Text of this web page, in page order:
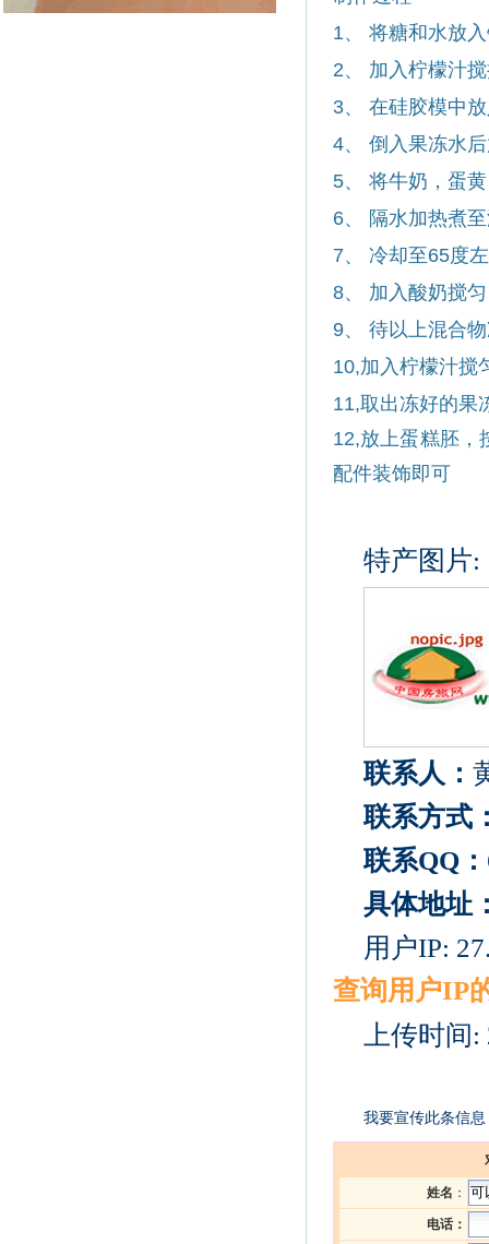
1、 将糖和水放
2、 加入柠檬汁
3、 在硅胶模中
4、 倒入果冻水
5、 将牛奶，蛋
6、 隔水加热煮
7、 冷却至65度
8、 加入酸奶搅匀
9、 待以上混合
10,加入柠檬汁搅
11,取出冻好的果
12,放上蛋糕胚，
配件装饰即可
特产图片:
联系人：
联系方式
联系QQ：
具体地址
用户IP:
查询用户IP
上传时间
我要宣传此条信
姓名 ：
电话：